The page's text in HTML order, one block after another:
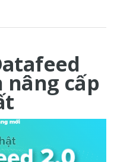
nâng cấp